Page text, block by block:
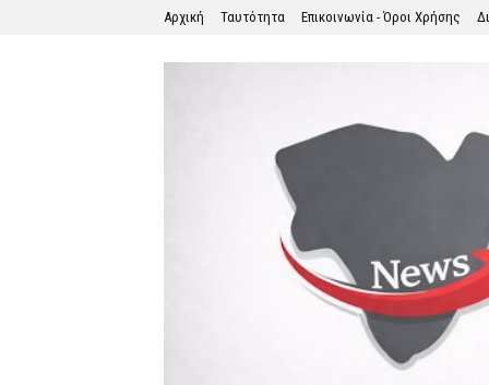
Αρχική Ταυτότητα Επικοινωνία - Όροι Χρήσης